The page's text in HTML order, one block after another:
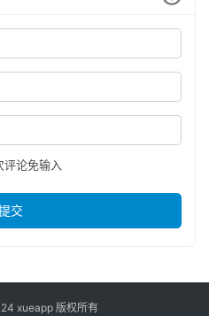
论免输入
交
xueapp 版权所有